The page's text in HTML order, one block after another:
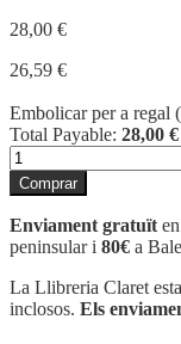
28,00 €
26,59 €
Embolicar per a regal (
Total Payable: 28,00 €
quantitat
de
APOTEGMAS
DE
LOS
PADRES
DEL
DESIERTO
Comprar
Enviament gratuït
peninsular i 80€ a
La Llibreria Claret
inclosos. Els